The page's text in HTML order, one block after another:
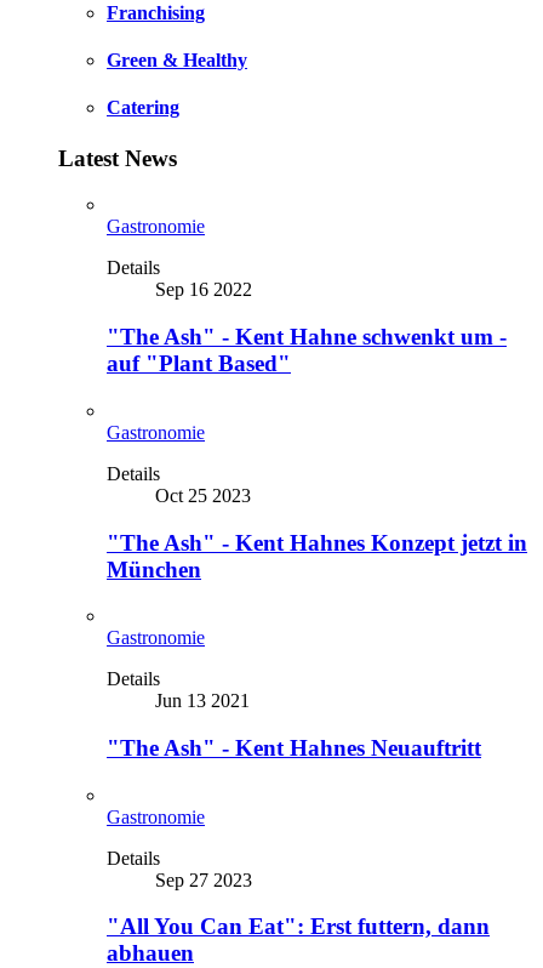
Franchising
Green & Healthy
Catering
Latest News
Gastronomie
Details
Sep 16 2022
"The Ash" - Kent Hahne schwenkt um -
auf "Plant Based"
Gastronomie
Details
Oct 25 2023
"The Ash" - Kent Hahnes Konzept jetzt in
München
Gastronomie
Details
Jun 13 2021
"The Ash" - Kent Hahnes Neuauftritt
Gastronomie
Details
Sep 27 2023
"All You Can Eat": Erst futtern, dann
abhauen